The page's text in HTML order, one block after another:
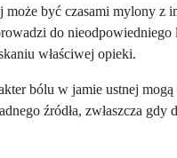
może być czasami mylony z
do nieodpowiedniego
właściwej opieki.
bólu w jamie ustnej mogą
źródła, zwłaszcza gdy